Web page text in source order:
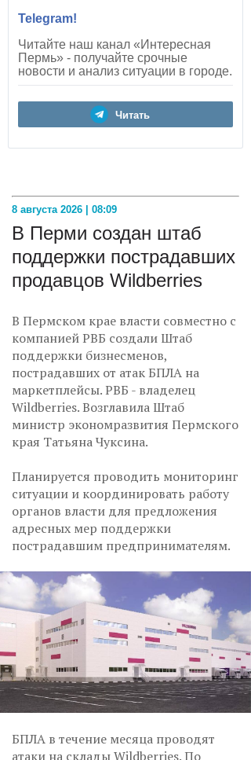
Telegram!
Читайте наш канал «Интересная
Пермь» - получайте срочные
новости и анализ ситуации в городе.
Читать
8 августа 2026 | 08:09
В Перми создан штаб
поддержки пострадавших
продавцов Wildberries
В Пермском крае власти совместно с
компанией РВБ создали Штаб
поддержки бизнесменов,
пострадавших от атак БПЛА на
маркетплейсы. РВБ - владелец
Wildberries. Возглавила Штаб
министр экономразвития Пермского
края Татьяна Чуксина.
Планируется проводить мониторинг
ситуации и координировать работу
органов власти для предложения
адресных мер поддержки
пострадавшим предпринимателям.
БПЛА в течение месяца проводят
атаки на склады Wildberries. По